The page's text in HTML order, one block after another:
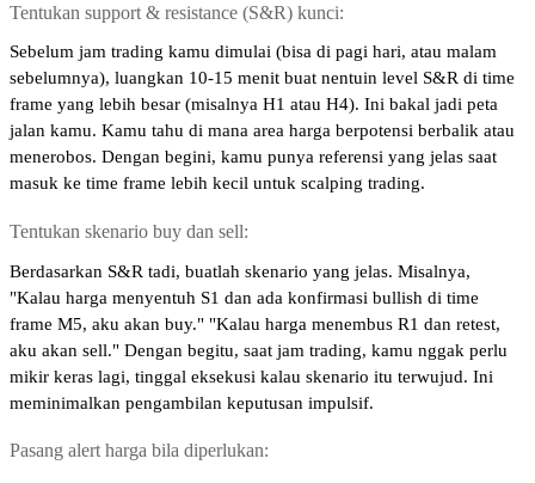
Tentukan support & resistance (S&R) kunci:
Sebelum jam trading kamu dimulai (bisa di pagi hari, atau malam
sebelumnya), luangkan 10-15 menit buat nentuin level S&R di time
frame yang lebih besar (misalnya H1 atau H4). Ini bakal jadi peta
jalan kamu. Kamu tahu di mana area harga berpotensi berbalik atau
menerobos. Dengan begini, kamu punya referensi yang jelas saat
masuk ke time frame lebih kecil untuk scalping trading.
Tentukan skenario buy dan sell:
Berdasarkan S&R tadi, buatlah skenario yang jelas. Misalnya,
"Kalau harga menyentuh S1 dan ada konfirmasi bullish di time
frame M5, aku akan buy." "Kalau harga menembus R1 dan retest,
aku akan sell." Dengan begitu, saat jam trading, kamu nggak perlu
mikir keras lagi, tinggal eksekusi kalau skenario itu terwujud. Ini
meminimalkan pengambilan keputusan impulsif.
Pasang alert harga bila diperlukan: